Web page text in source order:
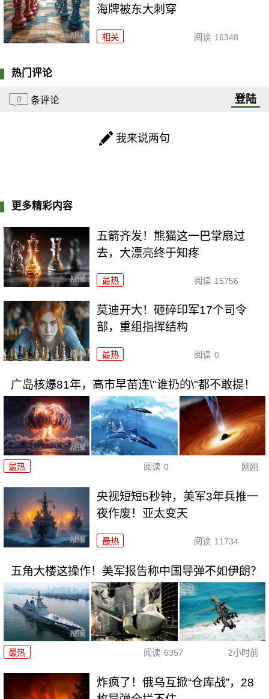
海牌被东大刺穿
相关 阅读 16348
热门评论
0 条评论 登陆
我来说两句
更多精彩内容
五箭齐发！熊猫这一巴掌扇过
去，大漂亮终于知疼
最热 阅读 15756
莫迪开大！砸碎印军17个司令
部，重组指挥结构
最热 阅读 0
广岛核爆81年，高市早苗连\"谁扔的\"都不敢提！
最热 阅读 0 刚刚
央视短短5秒钟，美军3年兵推一
夜作废！亚太变天
最热 阅读 11734
五角大楼这操作！美军报告称中国导弹不如伊朗？
最热 阅读 6357 2小时前
炸疯了！俄乌互掀“仓库战”，28